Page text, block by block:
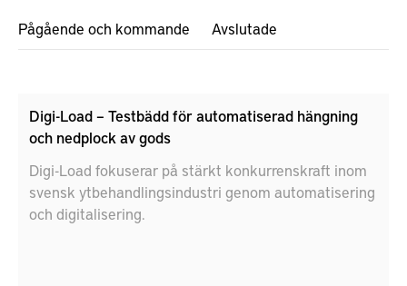
Pågående och kommande Avslutade
Digi-Load – Testbädd för automatiserad hängning
och nedplock av gods
Digi-Load fokuserar på stärkt konkurrenskraft inom
svensk ytbehandlingsindustri genom automatisering
och digitalisering.